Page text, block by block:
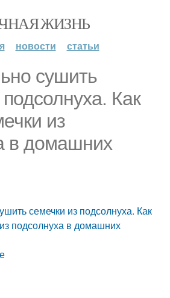
ЖИЗНЬ
новости статьи
сушить
Как
из
в домашних
семечки из подсолнуха. Как
подсолнуха в домашних